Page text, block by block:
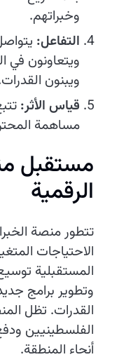
وخبراتهم.
التفاعل:
ويتعاونون في
ويبنون
قياس الأثر:
مساهمة
مستقبل
الرقمية
تتطور منصة
الاحتياجات
المستقبلية
وتطوير برامج
القدرات. تظل
الفلسطينيين
أنحاء المنطقة.